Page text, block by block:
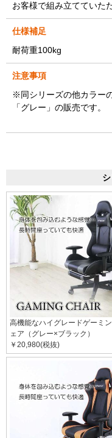
お客様で組み立てていた
仕様補足
耐荷重100kg
注意事項
※同シリーズの他カラー
「グレー」の販売です。
高機能なハイグレードゲーミ
ェア（グレー×ブラック）
￥20,980(税抜)